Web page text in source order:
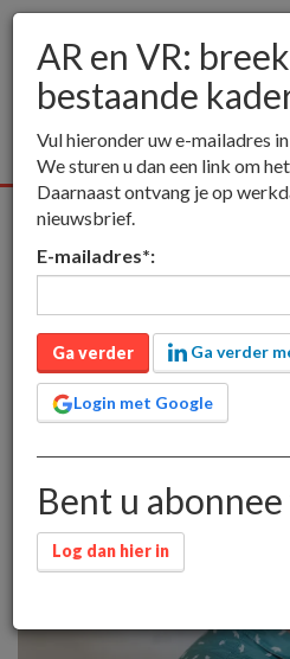
Alle media Publieksmedia
AR en VR:
bestaande
AR en VR:
bestaande
Vul hieronder uw e-mailadres
We sturen u dan een link om
Daarnaast ontvang je op
nieuwsbrief.
E-mailadres*:
Ga verder Ga verder
Login met Google
Bent u
Log dan hier in